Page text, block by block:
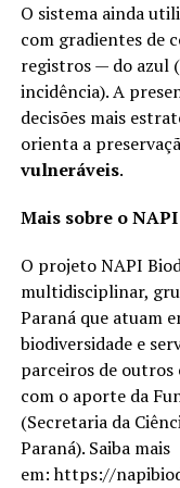
O sistema ainda
com gradientes de
registros — do azul
incidência). A
decisões mais
orienta a
vulneráveis.
Mais sobre o
O projeto NAPI
multidisciplinar,
Paraná que atuam
biodiversidade e
parceiros de
com o aporte da
(Secretaria da
Paraná). Saiba mais
em: https://